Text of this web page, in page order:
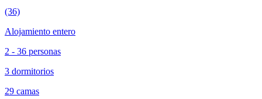
(36)
Alojamiento entero
2 - 36 personas
3 dormitorios
29 camas